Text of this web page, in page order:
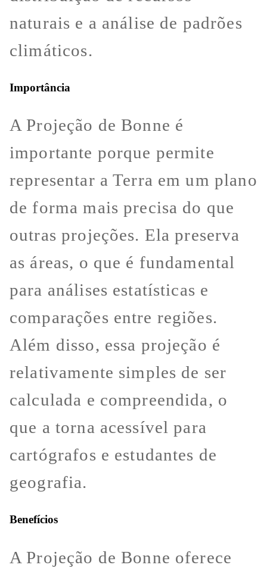
naturais e a análise de padrões
climáticos.
Importância
A Projeção de Bonne é
importante porque permite
representar a Terra em um plano
de forma mais precisa do que
outras projeções. Ela preserva
as áreas, o que é fundamental
para análises estatísticas e
comparações entre regiões.
Além disso, essa projeção é
relativamente simples de ser
calculada e compreendida, o
que a torna acessível para
cartógrafos e estudantes de
geografia.
Benefícios
A Projeção de Bonne oferece